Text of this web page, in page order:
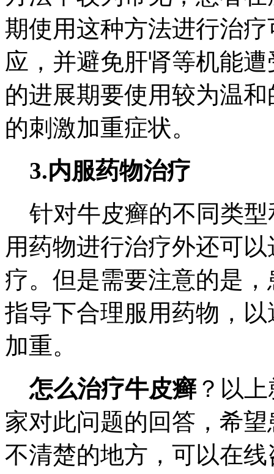
期使用这种方法进行治
应，并避免肝肾等机能
的进展期要使用较为温
的刺激加重症状。
3.内服药物治疗
针对牛皮癣的不同类型
用药物进行治疗外还可
疗。但是需要注意的是
指导下合理服用药物，
加重。
怎么治疗牛皮癣 ？以
家对此问题的回答，希
不清楚的地方，可以在